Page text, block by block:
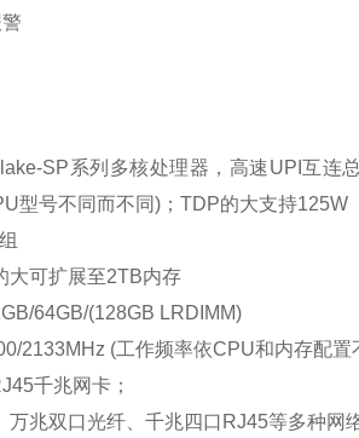
SP系列多核处理器，高速UPI互连
型号不同而不同)；TDP的大支持125W
可扩展至2TB内存
64GB/(128GB LRDIMM)
(工作频率依CPU和内存配置
千兆网卡；
兆双口光纤、千兆四口RJ45等多种网